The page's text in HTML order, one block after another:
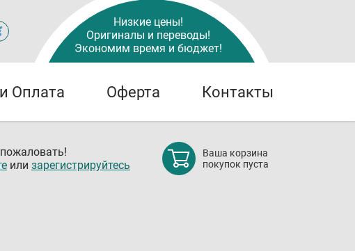
Низкие цены!
Оригиналы и переводы!
Экономим время и бюджет!
Оплата Оферта Контакты
или зарегистрируйтесь
Ваша корзина
покупок пуста